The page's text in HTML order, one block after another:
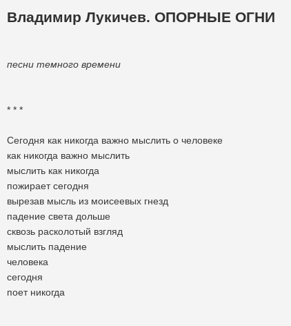
Владимир Лукичев. ОПОРНЫЕ ОГНИ
песни темного времени
* * *
Сегодня как никогда важно мыслить о человеке
как никогда важно мыслить
мыслить как никогда
пожирает сегодня
вырезав мысль из моисеевых гнезд
падение света дольше
сквозь расколотый взгляд
мыслить падение
человека
сегодня
поет никогда